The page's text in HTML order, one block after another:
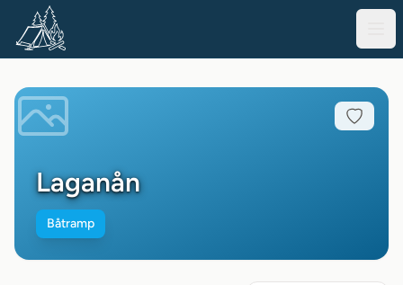
Laganån
Båtramp